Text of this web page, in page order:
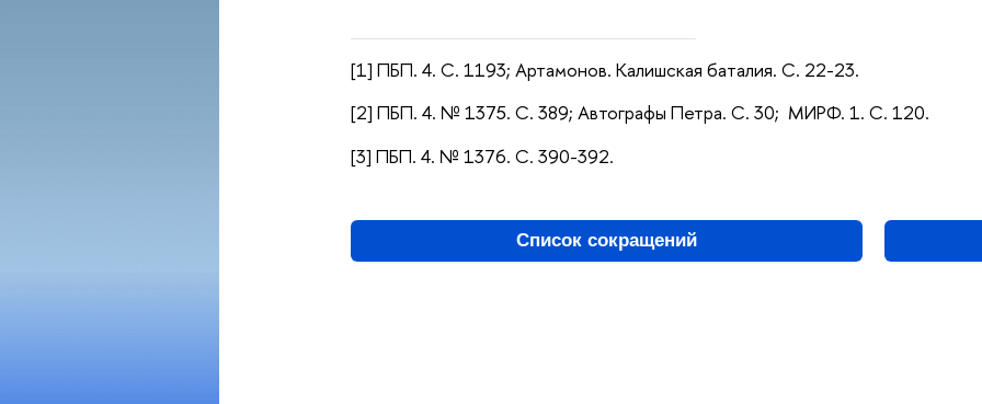
[1] ПБП. 4. С. 1193; Артамонов. Калишская баталия. С. 22-23.
[2] ПБП. 4. № 1375. С. 389; Автографы Петра. С. 30; МИРФ. 1. С. 120.
[3] ПБП. 4. № 1376. С. 390-392.
Список сокращений